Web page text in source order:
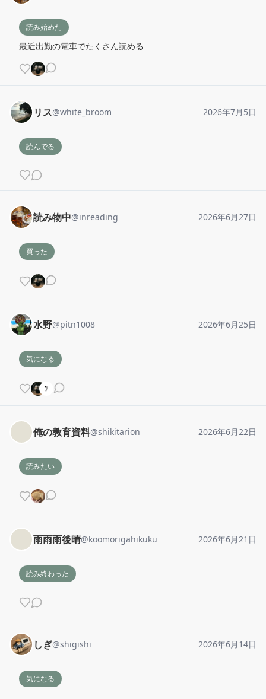
読み始めた
最近出勤の電車でたくさん読める
リス@white_broom 2026年7月5日
読んでる
読み物中@inreading 2026年6月27日
買った
水野@pitn1008 2026年6月25日
気になる
俺の教育資料@shikitarion 2026年6月22日
読みたい
雨雨雨後晴@koomorigahikuku 2026年6月21日
読み終わった
しぎ@shigishi 2026年6月14日
気になる